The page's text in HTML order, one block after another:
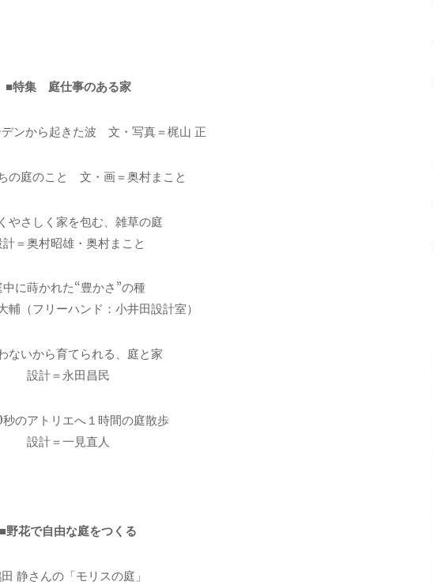
■特集 庭仕事のある家
ンから起きた波 文・写真＝梶山 正
の庭のこと 文・画＝奥村まこと
やさしく家を包む、雑草の庭
計＝奥村昭雄・奥村まこと
中に蒔かれた“豊かさ”の種
輔（フリーハンド：小井田設計室）
ないから育てられる、庭と家
設計＝永田昌民
秒のアトリエへ１時間の庭散歩
設計＝一見直人
■野花で自由な庭をつくる
静さんの「モリスの庭」